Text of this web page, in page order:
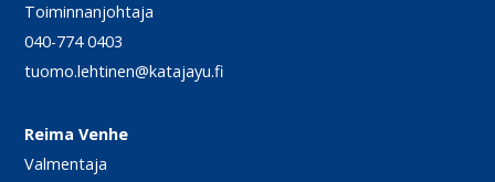
Toiminnanjohtaja
040-774 0403
tuomo.lehtinen@katajayu.fi
Reima Venhe
Valmentaja